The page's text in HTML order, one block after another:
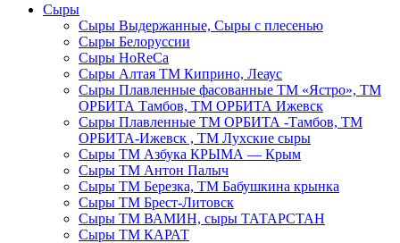
Сыры
Сыры Выдержанные, Сыры с плесенью
Сыры Белоруссии
Сыры HoReСa
Сыры Алтая ТМ Киприно, Леаус
Сыры Плавленные фасованные ТМ «Ястро», ТМ
ОРБИТА Тамбов, ТМ ОРБИТА Ижевск
Сыры Плавленные ТМ ОРБИТА -Тамбов, ТМ
ОРБИТА-Ижевск , ТМ Лухские сыры
Сыры ТМ Азбука КРЫМА — Крым
Сыры ТМ Антон Палыч
Сыры ТМ Березка, ТМ Бабушкина крынка
Сыры ТМ Брест-Литовск
Сыры ТМ ВАМИН, сыры ТАТАРСТАН
Сыры ТМ КАРАТ